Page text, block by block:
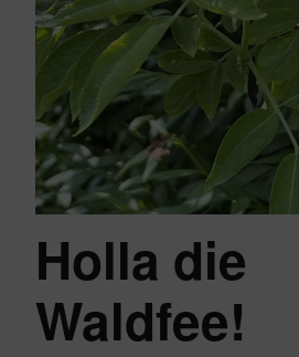
Holla die
Waldfee!